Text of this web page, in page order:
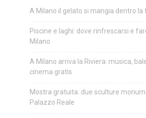
A Milano il gelato si mangia dentro la
Piscine e laghi: dove rinfrescarsi e
Milano
A Milano arriva la Riviera: musica,
cinema gratis
Mostra gratuita: due sculture
Palazzo Reale